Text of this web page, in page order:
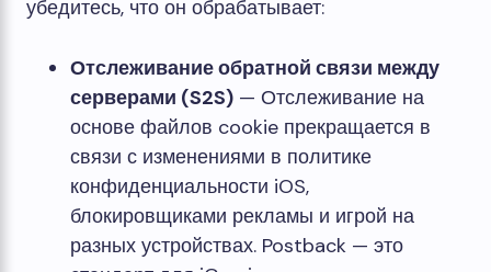
убедитесь, что он обрабатывает:
Отслеживание обратной связи между
серверами (S2S) — Отслеживание на
основе файлов cookie прекращается в
связи с изменениями в политике
конфиденциальности iOS,
блокировщиками рекламы и игрой на
разных устройствах. Postback — это